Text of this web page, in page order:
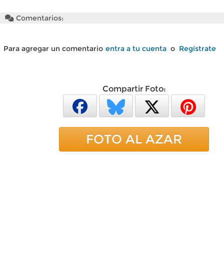
Comentarios:
Para agregar un comentario entra a tu cuenta o Regístrate
Compartir Foto:
FOTO AL AZAR